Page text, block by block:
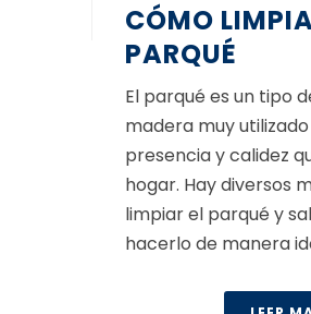
CÓMO
PARQUÉ
El parqué es un tipo
madera muy
presencia y calidez
hogar. Hay diversos
limpiar el parqué y
hacerlo de manera